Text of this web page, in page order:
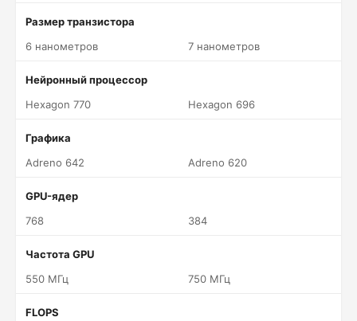
Размер транзистора
6 нанометров
7 нанометров
Нейронный процессор
Hexagon 770
Hexagon 696
Графика
Adreno 642
Adreno 620
GPU-ядер
768
384
Частота GPU
550 МГц
750 МГц
FLOPS